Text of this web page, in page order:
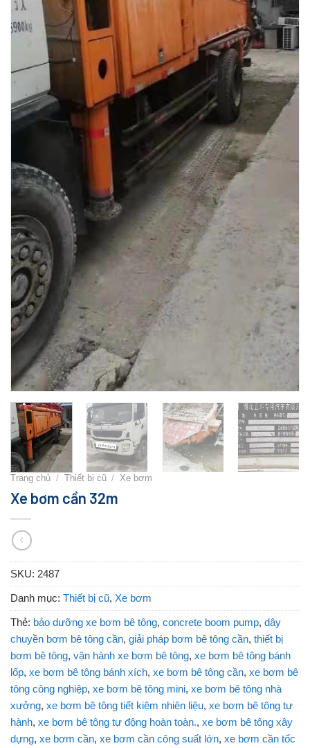
Trang chủ / Thiết bị cũ / Xe bơm
Xe bơm cần 32m
SKU: 2487
Danh mục: Thiết bị cũ, Xe bơm
Thẻ: bảo dưỡng xe bơm bê tông, concrete boom pump, dây
chuyền bơm bê tông cần, giải pháp bơm bê tông cần, thiết bị
bơm bê tông, vận hành xe bơm bê tông, xe bơm bê tông bánh
lốp, xe bơm bê tông bánh xích, xe bơm bê tông cần, xe bơm bê
tông công nghiệp, xe bơm bê tông mini, xe bơm bê tông nhà
xưởng, xe bơm bê tông tiết kiệm nhiên liệu, xe bơm bê tông tự
hành, xe bơm bê tông tự động hoàn toàn., xe bơm bê tông xây
dựng, xe bơm cần, xe bơm cần công suất lớn, xe bơm cần tốc